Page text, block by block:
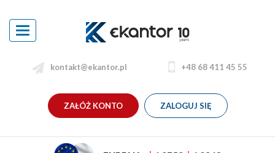
Toggle
navigation
kontakt@ekantor.pl +48 68 411 45 55
ZAŁÓŻ KONTO ZALOGUJ SIĘ